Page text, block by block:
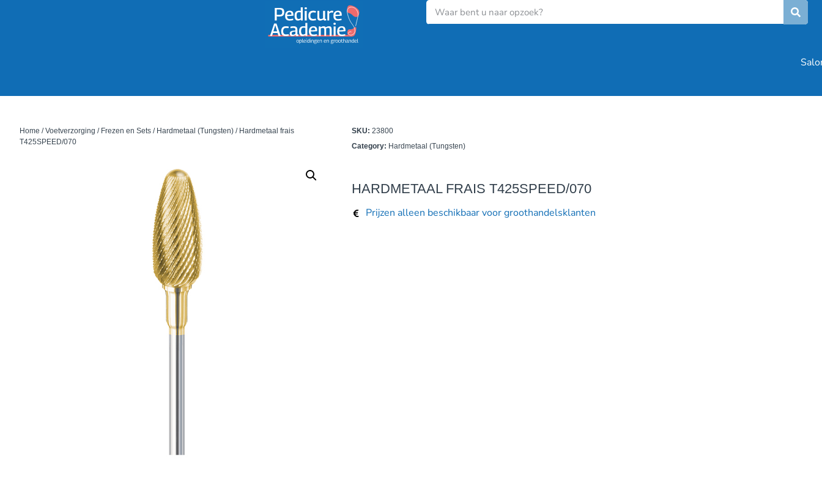
Home /Voetverzorging / Frezen en Sets / Hardmetaal (Tungsten) / Hardmetaal frais
T425SPEED/070
SKU:23800
Category: Hardmetaal (Tungsten)
HARDMETAAL FRAIS T425SPEED/070
Prijzen alleen beschikbaar voor groothandelsklanten